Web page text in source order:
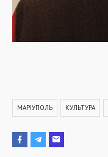
МАРІУПОЛЬ КУЛЬТУРА